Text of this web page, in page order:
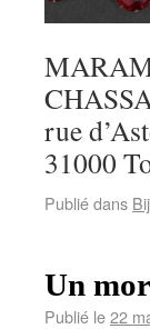
rue
31000
Publié dans
Un
Publié le22